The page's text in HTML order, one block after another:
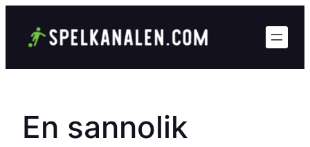
En sannolik